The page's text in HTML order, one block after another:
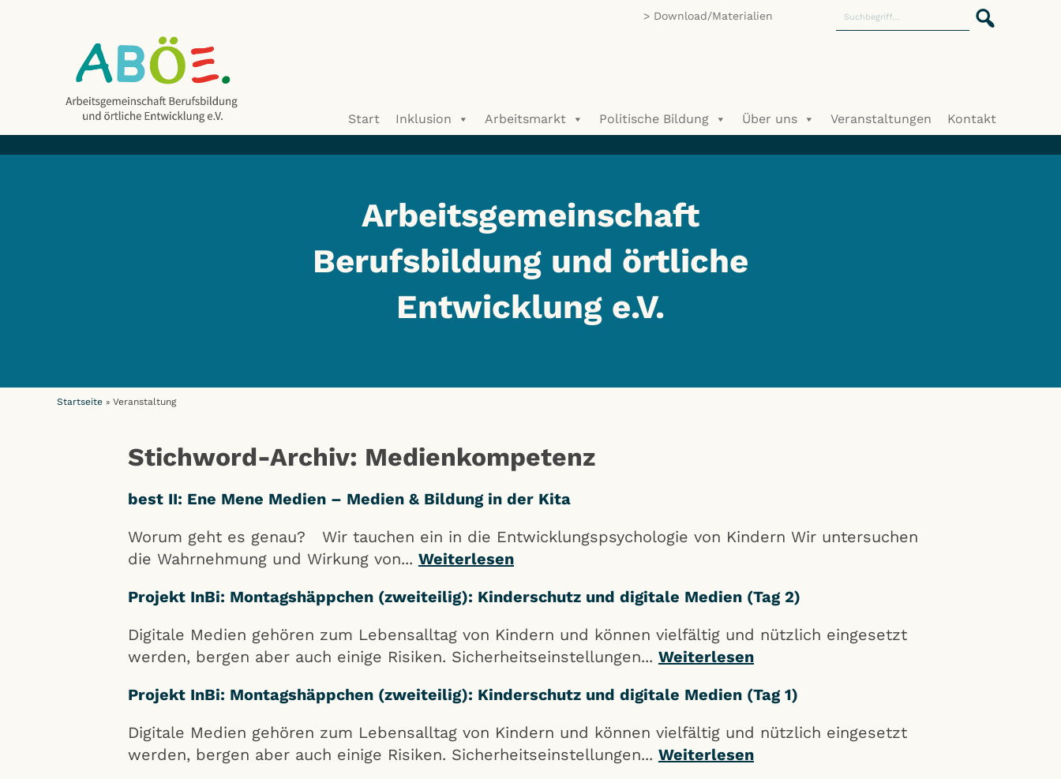
Download/Materialien
Start Inklusion Arbeitsmarkt Politische Bildung Über uns Veranstaltungen Kontakt
Arbeitsgemeinschaft
Berufsbildung und örtliche
Entwicklung e.V.
Startseite » Veranstaltung
Stichword-Archiv: Medienkompetenz
best II: Ene Mene Medien – Medien & Bildung in der Kita
Worum geht es genau? Wir tauchen ein in die Entwicklungspsychologie von Kindern Wir untersuchen
die Wahrnehmung und Wirkung von... Weiterlesen
Projekt InBi: Montagshäppchen (zweiteilig): Kinderschutz und digitale Medien (Tag 2)
Digitale Medien gehören zum Lebensalltag von Kindern und können vielfältig und nützlich eingesetzt
werden, bergen aber auch einige Risiken. Sicherheitseinstellungen... Weiterlesen
Projekt InBi: Montagshäppchen (zweiteilig): Kinderschutz und digitale Medien (Tag 1)
Digitale Medien gehören zum Lebensalltag von Kindern und können vielfältig und nützlich eingesetzt
werden, bergen aber auch einige Risiken. Sicherheitseinstellungen... Weiterlesen